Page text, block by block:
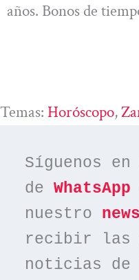
años. Bonos de
Temas: Horóscopo,
Síguenos
de WhatsApp
nuestro
recibir las
noticias de